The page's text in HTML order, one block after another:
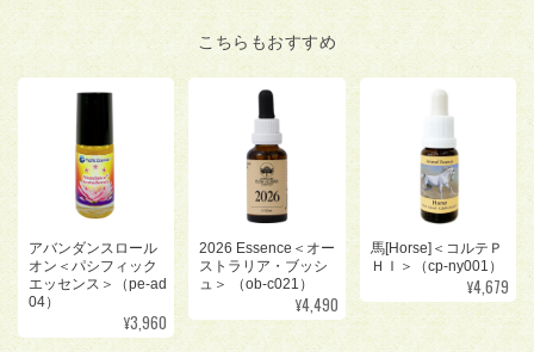
こちらもおすすめ
アバンダンスロール
オン＜パシフィック
エッセンス＞（pe-ad
04）
¥3,960
2026 Essence＜オー
ストラリア・ブッシ
ュ＞ （ob-c021）
¥4,490
馬[Horse]＜コルテＰ
ＨＩ＞（cp-ny001）
¥4,679